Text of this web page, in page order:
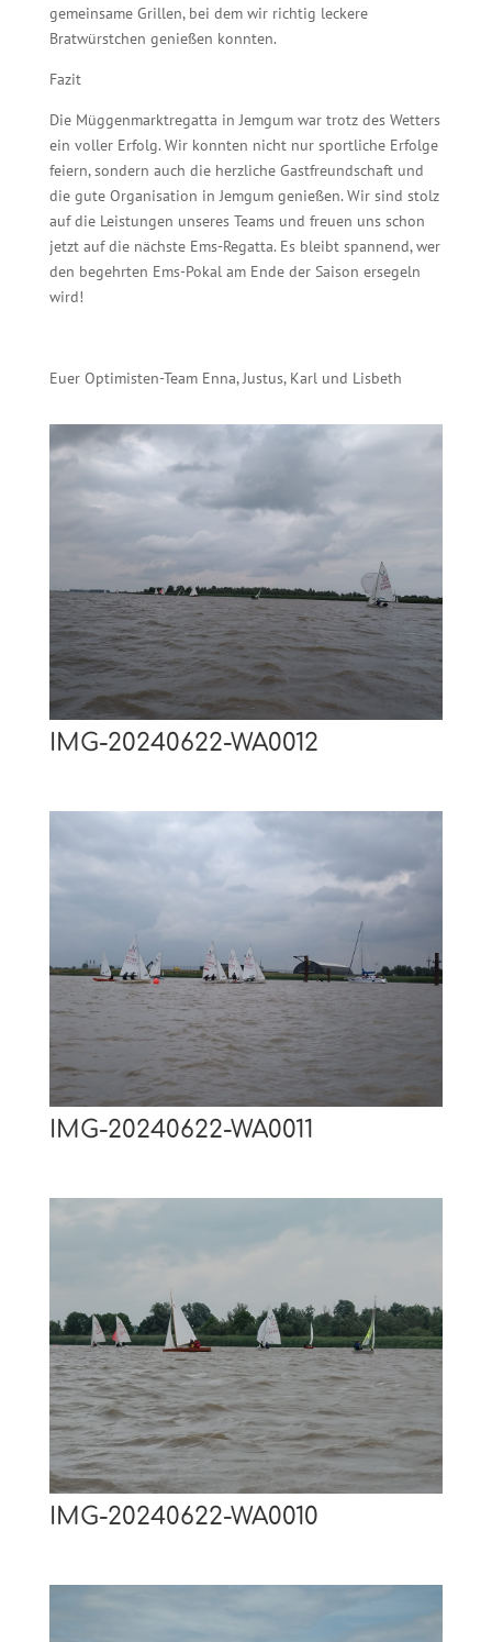
gemeinsame Grillen, bei dem wir richtig leckere
Bratwürstchen genießen konnten.
Fazit
Die Müggenmarktregatta in Jemgum war trotz des Wetters
ein voller Erfolg. Wir konnten nicht nur sportliche Erfolge
feiern, sondern auch die herzliche Gastfreundschaft und
die gute Organisation in Jemgum genießen. Wir sind stolz
auf die Leistungen unseres Teams und freuen uns schon
jetzt auf die nächste Ems-Regatta. Es bleibt spannend, wer
den begehrten Ems-Pokal am Ende der Saison ersegeln
wird!
Euer Optimisten-Team Enna, Justus, Karl und Lisbeth
IMG-20240622-WA0012
IMG-20240622-WA0011
IMG-20240622-WA0010